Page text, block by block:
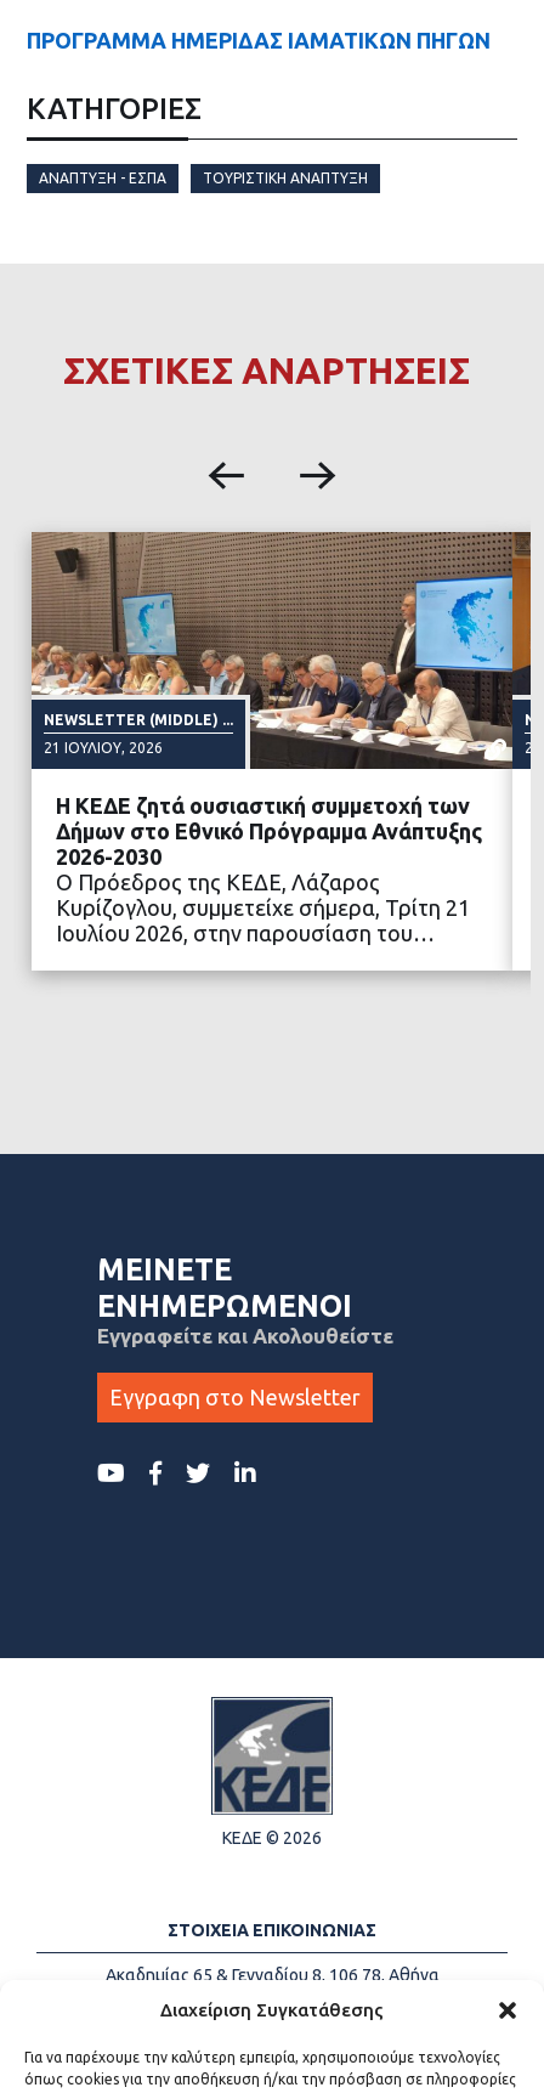
Διαχείριση Συγκατάθεσης
Για να παρέχουμε την καλύτερη εμπειρία, χρησιμοποιούμε τεχνολογίες
όπως cookies για την αποθήκευση ή/και την πρόσβαση σε πληροφορίες
ΠΡΟΓΡΑΜΜΑ ΗΜΕΡΙΔΑΣ ΙΑΜΑΤΙΚΩΝ ΠΗΓΩΝ
ΚΑΤΗΓΟΡΙΕΣ
ΑΝΆΠΤΥΞΗ - ΕΣΠΑ ΤΟΥΡΙΣΤΙΚΉ ΑΝΆΠΤΥΞΗ
ΣΧΕΤΙΚΕΣ ΑΝΑΡΤΗΣΕΙΣ
NEWSLETTER (MIDDLE) ...
21 ΙΟΥΛΊΟΥ, 2026
ΔΙΑΒΑΣΤΕ ΠΕΡΙΣΣΟΤΕΡΑ
Η ΚΕΔΕ ζητά ουσιαστική συμμετοχή των
Δήμων στο Εθνικό Πρόγραμμα Ανάπτυξης
2026-2030
Ο Πρόεδρος της ΚΕΔΕ, Λάζαρος
Κυρίζογλου, συμμετείχε σήμερα, Τρίτη 21
Ιουλίου 2026, στην παρουσίαση του…
ΜΕΙΝΕΤΕ
ΕΝΗΜΕΡΩΜΕΝΟΙ
Εγγραφείτε και Ακολουθείστε
Εγγραφη στο Newsletter
ΚΕΔΕ © 2026
ΣΤΟΙΧΕΙΑ ΕΠΙΚΟΙΝΩΝΙΑΣ
Ακαδημίας 65 & Γενναδίου 8, 106 78, Αθήνα
Τηλέφωνα:
+30 213-2147500
Email:
info@kede.gr